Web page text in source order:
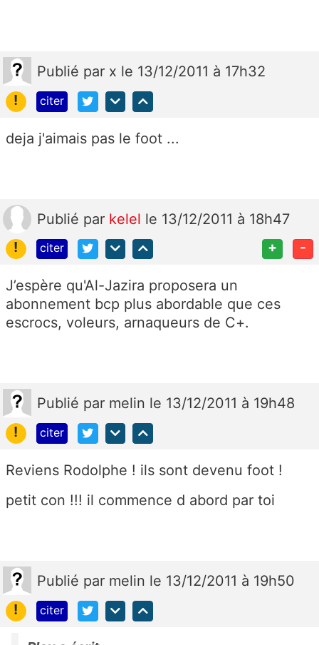
Publié par x le 13/12/2011 à 17h32
!
citer
deja j'aimais pas le foot ...
Publié par kelel le 13/12/2011 à 18h47
!
citer + -
J’espère qu'Al-Jazira proposera un
abonnement bcp plus abordable que ces
escrocs, voleurs, arnaqueurs de C+.
Publié par melin le 13/12/2011 à 19h48
!
citer
Reviens Rodolphe ! ils sont devenu foot !
petit con !!! il commence d abord par toi
Publié par melin le 13/12/2011 à 19h50
!
citer